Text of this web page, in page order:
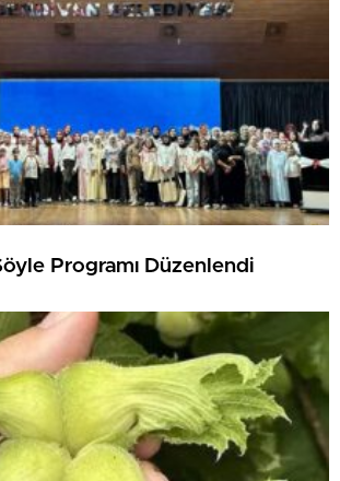
Programı Düzenlendi